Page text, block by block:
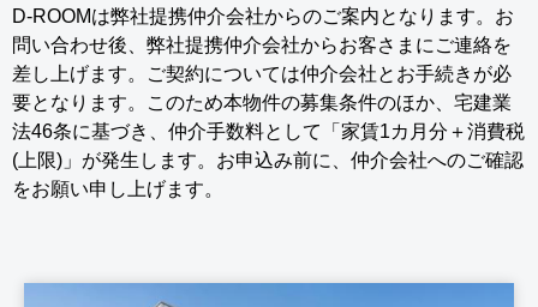
D-ROOMは弊社提携仲介会社からのご案内となります。お
問い合わせ後、弊社提携仲介会社からお客さまにご連絡を
差し上げます。ご契約については仲介会社とお手続きが必
要となります。このため本物件の募集条件のほか、宅建業
法46条に基づき、仲介手数料として「家賃1カ月分＋消費税
(上限)」が発生します。お申込み前に、仲介会社へのご確認
をお願い申し上げます。